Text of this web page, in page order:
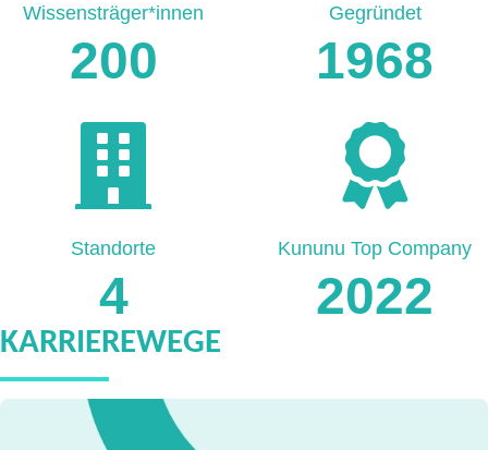
200
Wissensträger*innen
1968
Gegründet
4
Standorte
2022
Kununu Top Company
KARRIEREWEGE